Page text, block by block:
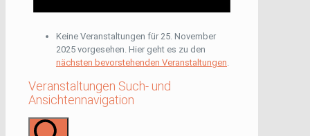
Keine Veranstaltungen für 25. November
2025 vorgesehen. Hier geht es zu den
nächsten bevorstehenden Veranstaltungen.
Veranstaltungen Such- und
Ansichtennavigation